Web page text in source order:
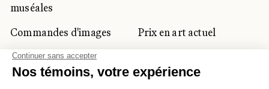
muséales
Commandes d'images
Prix en art actuel
Prix Lynne-Cohen